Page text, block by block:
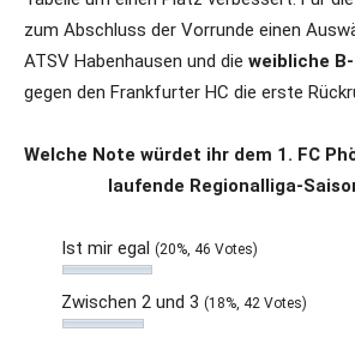
zum Abschluss der Vorrunde einen
ATSV Habenhausen und die weibliche
gegen den Frankfurter HC die erste
Welche Note würdet ihr dem 1. FC
laufende Regionalliga-
Ist mir egal (20%, 46 Votes)
Zwischen 2 und 3 (18%, 42 Votes)